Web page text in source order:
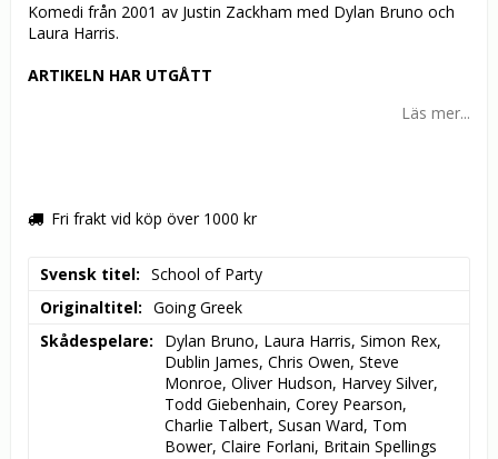
Komedi från 2001 av Justin Zackham med Dylan Bruno och
Laura Harris.
ARTIKELN HAR UTGÅTT
Läs mer...
Fri frakt vid köp över 1000 kr
Svensk titel
School of Party
Originaltitel
Going Greek
Skådespelare
Dylan Bruno, Laura Harris, Simon Rex,
Dublin James, Chris Owen, Steve
Monroe, Oliver Hudson, Harvey Silver,
Todd Giebenhain, Corey Pearson,
Charlie Talbert, Susan Ward, Tom
Bower, Claire Forlani, Britain Spellings